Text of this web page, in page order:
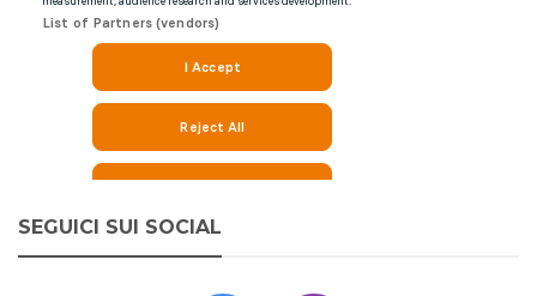
SEGUICI SUI SOCIAL